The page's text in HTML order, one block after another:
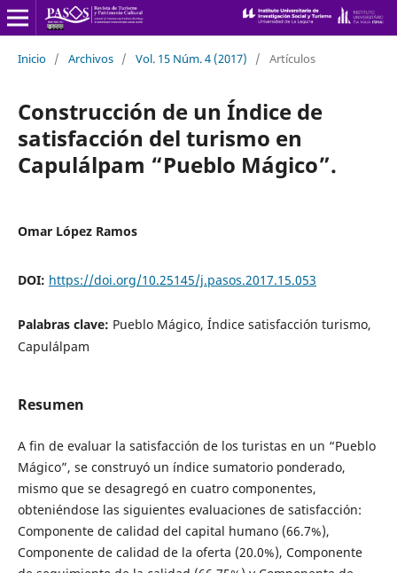
Inicio / Archivos / Vol. 15 Núm. 4 (2017) / Artículos
Construcción de un Índice de
satisfacción del turismo en
Capulálpam “Pueblo Mágico”.
Omar López Ramos
DOI: https://doi.org/10.25145/j.pasos.2017.15.053
Palabras clave: Pueblo Mágico, Índice satisfacción turismo,
Capulálpam
Resumen
A fin de evaluar la satisfacción de los turistas en un “Pueblo
Mágico”, se construyó un índice sumatorio ponderado,
mismo que se desagregó en cuatro componentes,
obteniéndose las siguientes evaluaciones de satisfacción:
Componente de calidad del capital humano (66.7%),
Componente de calidad de la oferta (20.0%), Componente